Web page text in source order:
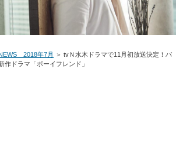
2018年7月
＞ tvＮ水木ドラマで11月初放送決定！パ
作ドラマ「ボーイフレンド」